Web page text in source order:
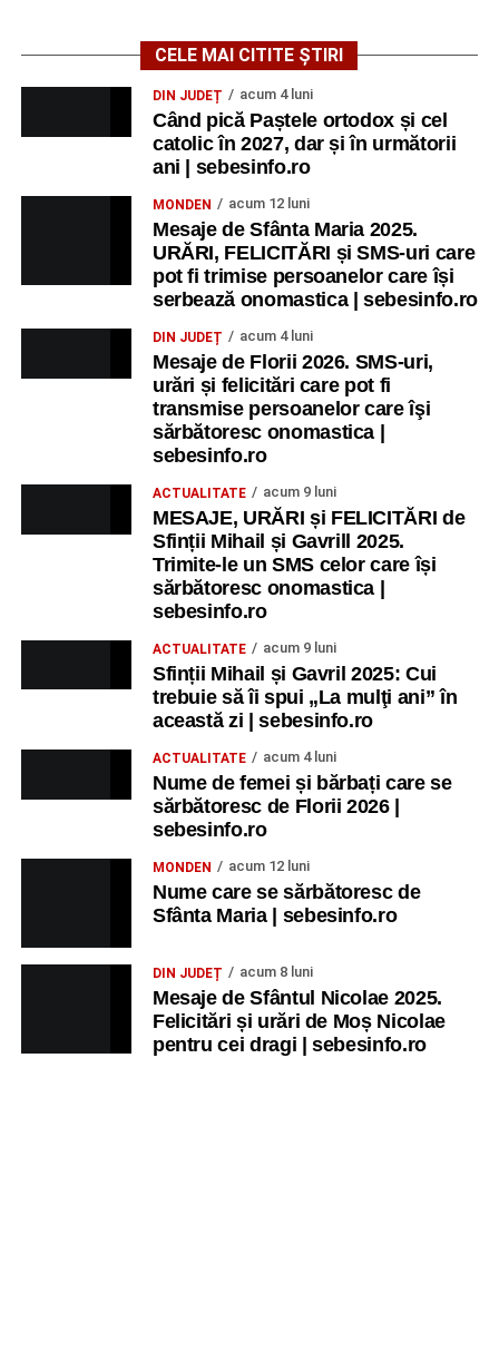
CELE MAI CITITE ȘTIRI
DIN JUDEȚ acum 4 luni
Când pică Paștele ortodox și cel
catolic în 2027, dar și în următorii
ani | sebesinfo.ro
MONDEN acum 12 luni
Mesaje de Sfânta Maria 2025.
URĂRI, FELICITĂRI și SMS-uri care
pot fi trimise persoanelor care își
serbează onomastica | sebesinfo.ro
DIN JUDEȚ acum 4 luni
Mesaje de Florii 2026. SMS-uri,
urări și felicitări care pot fi
transmise persoanelor care îşi
sărbătoresc onomastica |
sebesinfo.ro
ACTUALITATE acum 9 luni
MESAJE, URĂRI și FELICITĂRI de
Sfinții Mihail și Gavrill 2025.
Trimite-le un SMS celor care își
sărbătoresc onomastica |
sebesinfo.ro
ACTUALITATE acum 9 luni
Sfinții Mihail și Gavril 2025: Cui
trebuie să îi spui „La mulţi ani” în
această zi | sebesinfo.ro
ACTUALITATE acum 4 luni
Nume de femei și bărbați care se
sărbătoresc de Florii 2026 |
sebesinfo.ro
MONDEN acum 12 luni
Nume care se sărbătoresc de
Sfânta Maria | sebesinfo.ro
DIN JUDEȚ acum 8 luni
Mesaje de Sfântul Nicolae 2025.
Felicitări și urări de Moș Nicolae
pentru cei dragi | sebesinfo.ro